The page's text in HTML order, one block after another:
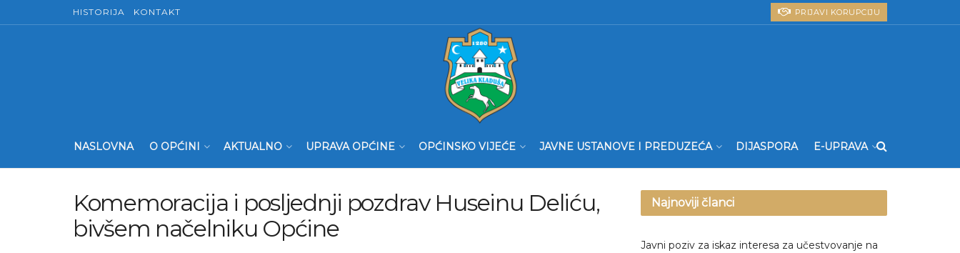
HISTORIJA KONTAKT PRIJAVI KORUPCIJU
NASLOVNA O OPĆINI AKTUALNO UPRAVA OPĆINE OPĆINSKO VIJEĆE JAVNE USTANOVE I PREDUZEĆA DIJASPORA E-UPRAVA
Komemoracija i posljednji pozdrav Huseinu Deliću,
bivšem načelniku Općine
Najnoviji članci
Javni poziv za iskaz interesa za učestvovanje na